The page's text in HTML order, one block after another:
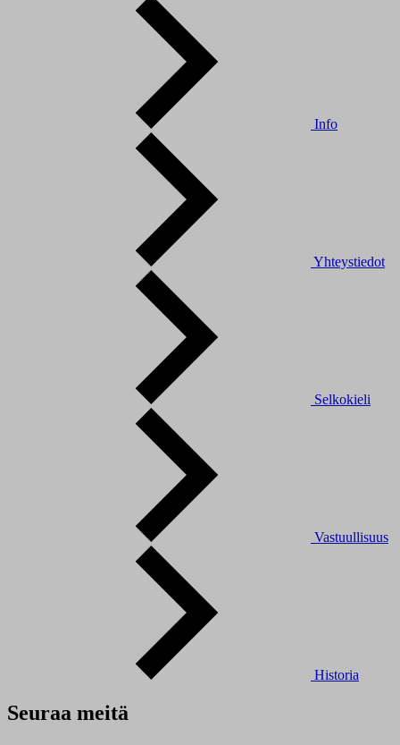
Info
Yhteystiedot
Selkokieli
Vastuullisuus
Historia
Seuraa meitä